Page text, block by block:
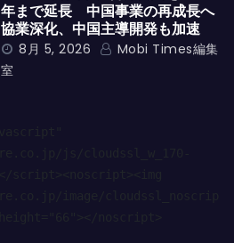
年まで延長 中国事業の再成長へ
協業深化、中国主導開発も加速
8月 5, 2026
Mobi Times編集
室